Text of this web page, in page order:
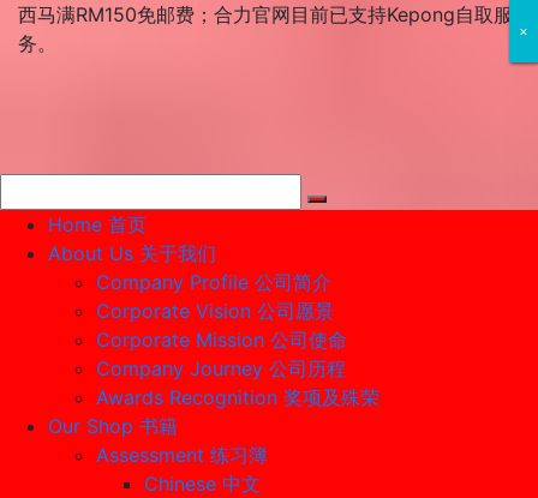
Skip西马满RM150免邮费；合力官网目前已支持Kepong自取服
务。
Home 首页
About Us 关于我们
Company Profile 公司简介
Corporate Vision 公司愿景
Corporate Mission 公司使命
Company Journey 公司历程
Awards Recognition 奖项及殊荣
Our Shop 书籍
Assessment 练习簿
Chinese 中文
×
×
×